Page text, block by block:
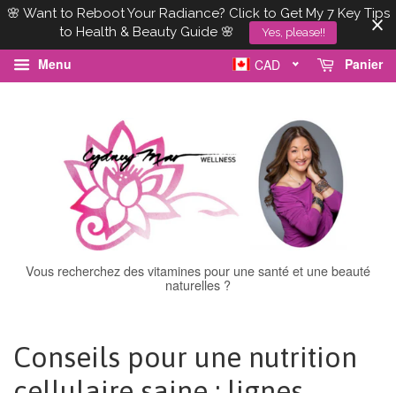
🌸 Want to Reboot Your Radiance? Click to Get My 7 Key Tips
to Health & Beauty Guide 🌸
Yes, please!!
Menu Panier
CAD
Vous recherchez des vitamines pour une santé et une beauté
naturelles ?
Conseils pour une nutrition